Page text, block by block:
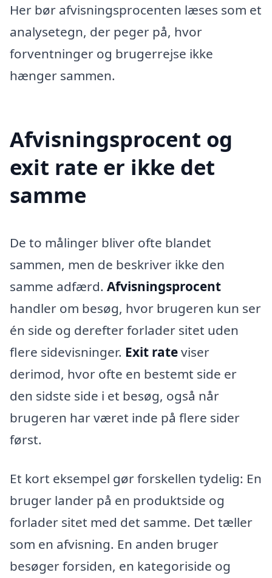
Her bør afvisningsprocenten læses som et
analysetegn, der peger på, hvor
forventninger og brugerrejse ikke
hænger sammen.
Afvisningsprocent og
exit rate er ikke det
samme
De to målinger bliver ofte blandet
sammen, men de beskriver ikke den
samme adfærd. Afvisningsprocent
handler om besøg, hvor brugeren kun ser
én side og derefter forlader sitet uden
flere sidevisninger. Exit rateviser
derimod, hvor ofte en bestemt side er
den sidste side i et besøg, også når
brugeren har været inde på flere sider
først.
Et kort eksempel gør forskellen tydelig: En
bruger lander på en produktside og
forlader sitet med det samme. Det tæller
som en afvisning. En anden bruger
besøger forsiden, en kategoriside og